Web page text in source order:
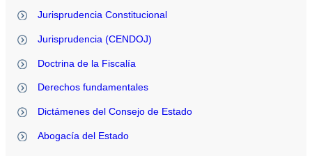
Jurisprudencia Constitucional
Jurisprudencia (CENDOJ)
Doctrina de la Fiscalía
Derechos fundamentales
Dictámenes del Consejo de Estado
Abogacía del Estado